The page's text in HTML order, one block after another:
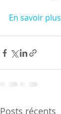
En savoir plus
Posts récents